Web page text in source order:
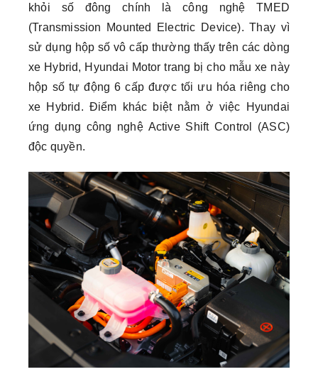
khỏi số đông chính là công nghệ TMED
(Transmission Mounted Electric Device). Thay vì
sử dụng hộp số vô cấp thường thấy trên các dòng
xe Hybrid, Hyundai Motor trang bị cho mẫu xe này
hộp số tự động 6 cấp được tối ưu hóa riêng cho
xe Hybrid. Điểm khác biệt nằm ở việc Hyundai
ứng dụng công nghệ Active Shift Control (ASC)
độc quyền.